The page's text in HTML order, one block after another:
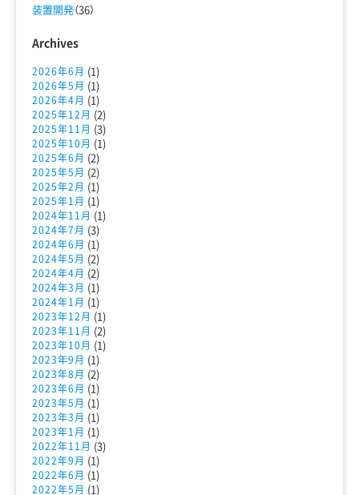
装置開発（36）
Archives
2026年6月 (1)
2026年5月 (1)
2026年4月 (1)
2025年12月 (2)
2025年11月 (3)
2025年10月 (1)
2025年6月 (2)
2025年5月 (2)
2025年2月 (1)
2025年1月 (1)
2024年11月 (1)
2024年7月 (3)
2024年6月 (1)
2024年5月 (2)
2024年4月 (2)
2024年3月 (1)
2024年1月 (1)
2023年12月 (1)
2023年11月 (2)
2023年10月 (1)
2023年9月 (1)
2023年8月 (2)
2023年6月 (1)
2023年5月 (1)
2023年3月 (1)
2023年1月 (1)
2022年11月 (3)
2022年9月 (1)
2022年6月 (1)
2022年5月 (1)